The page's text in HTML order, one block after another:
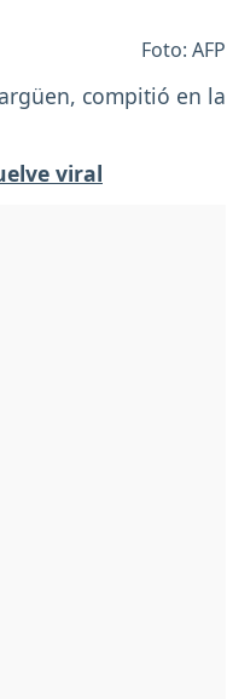
Foto: AFP
compitió en la
viral